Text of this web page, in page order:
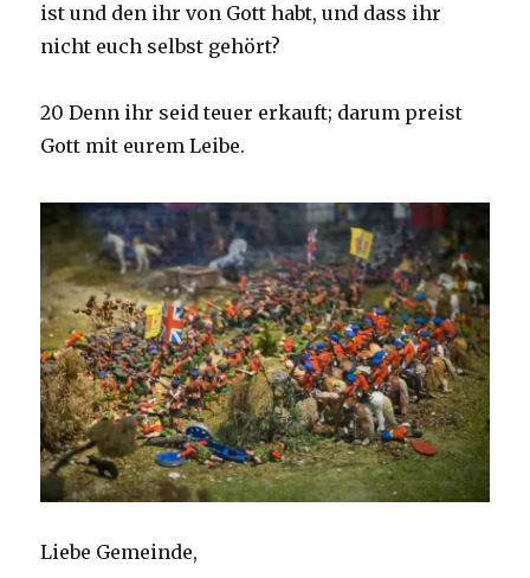
ist und den ihr von Gott habt, und dass ihr
nicht euch selbst gehört?
20 Denn ihr seid teuer erkauft; darum preist
Gott mit eurem Leibe.
Liebe Gemeinde,